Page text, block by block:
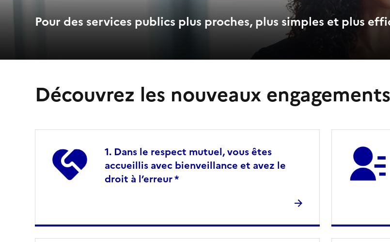
Pour des services publics plus proches, plus simples et plus
Découvrez les nouveaux
Dans le respect mutuel, vous êtes
accueillis avec bienveillance et avez le
droit à l’erreur *